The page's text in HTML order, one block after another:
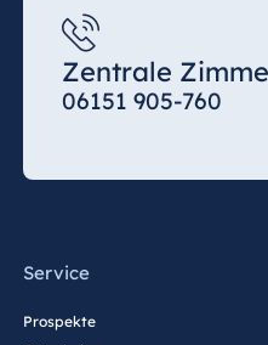
Zentrale
06151 905-760
Service
Prospekte